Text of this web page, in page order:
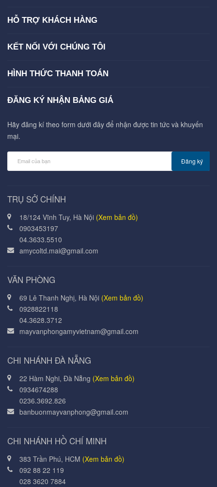
HỖ TRỢ KHÁCH HÀNG
KẾT NỐI VỚI CHÚNG TÔI
HÌNH THỨC THANH TOÁN
ĐĂNG KÝ NHẬN BẢNG GIÁ
Hãy đăng kí theo form dưới đây để nhận được tin tức và khuyến
mại.
Đăng ký
TRỤ SỞ CHÍNH
18/124 Vĩnh Tuy, Hà Nội (Xem bản đồ)
0903453197
04.3633.5510
amycoltd.mai@gmail.com
VĂN PHÒNG
69 Lê Thanh Nghị, Hà Nội (Xem bản đồ)
0928822118
04.3628.3712
mayvanphongamyvietnam@gmail.com
CHI NHÁNH ĐÀ NẴNG
22 Hàm Nghi, Đà Nẵng (Xem bản đồ)
0934674288
0236.3692.826
banbuonmayvanphong@gmail.com
CHI NHÁNH HỒ CHÍ MINH
383 Trần Phú, HCM (Xem bản đồ)
092 88 22 119
028 3620 7884